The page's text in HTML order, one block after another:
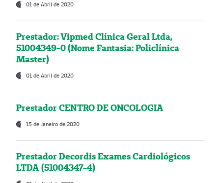
01 de Abril de 2020
Prestador: Vipmed Clínica Geral Ltda,
51004349-0 (Nome Fantasia: Policlínica
Master)
01 de Abril de 2020
Prestador CENTRO DE ONCOLOGIA
15 de Janeiro de 2020
Prestador Decordis Exames Cardiológicos
LTDA (51004347-4)